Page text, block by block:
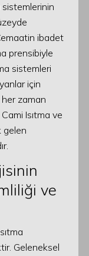
sistemlerinin
ibadet
prensibiyle
sistemleri
için
zaman
Isıtma ve
gelen
ve
Geleneksel